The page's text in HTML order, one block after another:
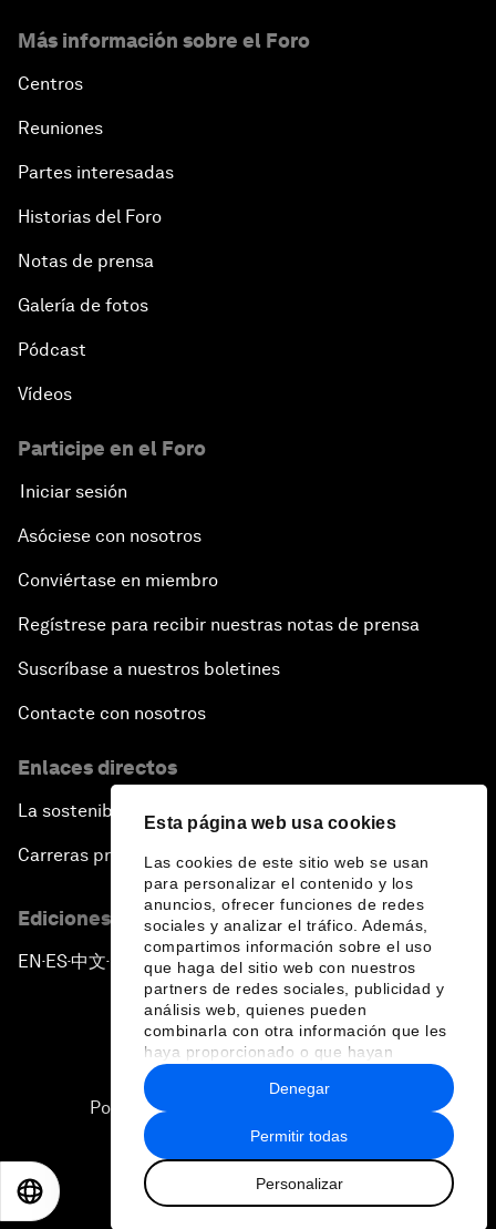
Esta página web usa cookies
Las cookies de este sitio web se usan
para personalizar el contenido y los
anuncios, ofrecer funciones de redes
sociales y analizar el tráfico. Además,
compartimos información sobre el uso
que haga del sitio web con nuestros
partners de redes sociales, publicidad y
análisis web, quienes pueden
combinarla con otra información que les
haya proporcionado o que hayan
recopilado a partir del uso que haya
hecho de sus servicios.
Permitir todas
Personalizar
Denegar
Más información sobre el Foro
Centros
Reuniones
Partes interesadas
Historias del Foro
Notas de prensa
Galería de fotos
Pódcast
Vídeos
Participe en el Foro
Iniciar sesión
Asóciese con nosotros
Conviértase en miembro
Regístrese para recibir nuestras notas de prensa
Suscríbase a nuestros boletines
Contacte con nosotros
Enlaces directos
La sostenibilidad en el Foro
Carreras profesionales
Ediciones en otros idiomas
EN ▪ES▪中文▪ 日本語
Política de privacidad y normas de uso
Sitemap
2026 Foro Económico Mundial